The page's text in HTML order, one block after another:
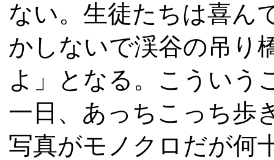
ない。生徒たちは喜ん
かしないで渓谷の吊り
よ」となる。こういう
一日、あっちこっち歩
写真がモノクロだが何